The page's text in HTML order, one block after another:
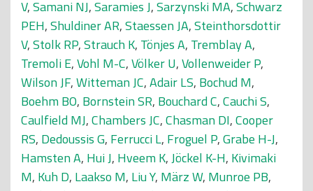
V,Samani NJ,Saramies J,Sarzynski MA,Schwarz
PEH,Shuldiner AR,Staessen JA,Steinthorsdottir
V,Stolk RP,Strauch K, Tönjes A, Tremblay A,
Tremoli E,Vohl M-C,Völker U,Vollenweider P,
Wilson JF,Witteman JC,Adair LS, Bochud M,
Boehm BO, Bornstein SR, Bouchard C,Cauchi S,
Caulfield MJ,Chambers JC,Chasman DI,Cooper
RS, Dedoussis G, Ferrucci L, Froguel P,Grabe H-J,
Hamsten A, Hui J, Hveem K,Jöckel K-H, Kivimaki
M, Kuh D, Laakso M, Liu Y, März W, Munroe PB,